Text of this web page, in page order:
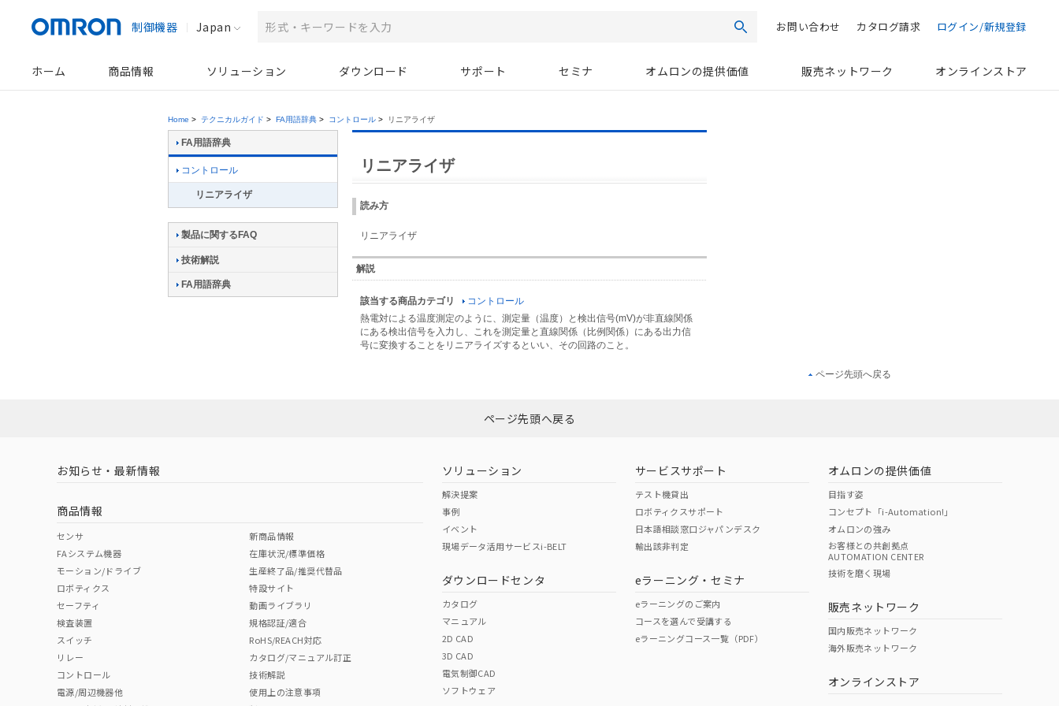
制御機器 Japan お問い合わせ カタログ請求 ログイン/新規登録
ホーム 商品情報 ソリューション ダウンロード サポート セミナ オムロンの提供価値 販売ネットワーク オンラインストア
Home > テクニカルガイド > FA用語辞典 > コントロール > リニアライザ
リニアライザ
読み方
リニアライザ
解説
該当する商品カテゴリ
コントロール
熱電対による温度測定のように、測定量（温度）と検出信号(mV)が非直線関係
にある検出信号を入力し、これを測定量と直線関係（比例関係）にある出力信
号に変換することをリニアライズするといい、その回路のこと。
FA用語辞典
コントロール
リニアライザ
製品に関するFAQ
技術解説
FA用語辞典
ページ先頭へ戻る
ページ先頭へ戻る
お知らせ・最新情報
商品情報
センサ
FAシステム機器
モーション/ドライブ
ロボティクス
セーフティ
検査装置
スイッチ
リレー
コントロール
電源/周辺機器他
新商品情報
在庫状況/標準価格
生産終了品/推奨代替品
特設サイト
動画ライブラリ
規格認証/適合
RoHS/REACH対応
カタログ/マニュアル訂正
技術解説
使用上の注意事項
ソリューション
解決提案
事例
イベント
現場データ活用サービスi-BELT
ダウンロードセンタ
カタログ
マニュアル
2D CAD
3D CAD
電気制御CAD
ソフトウェア
サービスサポート
テスト機貸出
ロボティクスサポート
日本語相談窓口ジャパンデスク
輸出該非判定
eラーニング・セミナ
eラーニングのご案内
コースを選んで受講する
eラーニングコース一覧（PDF）
オムロンの提供価値
目指す姿
コンセプト「i-Automation!」
オムロンの強み
お客様との共創拠点
AUTOMATION CENTER
技術を磨く現場
販売ネットワーク
国内販売ネットワーク
海外販売ネットワーク
オンラインストア